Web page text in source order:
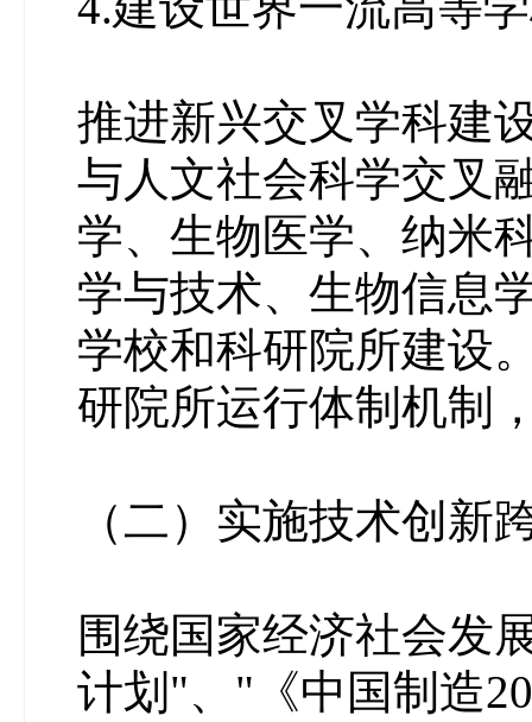
推进新兴交叉学科建
与人文社会科学交叉
学、生物医学、纳米
学与技术、生物信息
学校和科研院所建设
研院所运行体制机制
（二）实施技术创新
围绕国家经济社会发
计划"、"《中国制造